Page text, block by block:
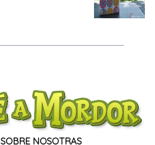
SOBRE NOSOTRAS